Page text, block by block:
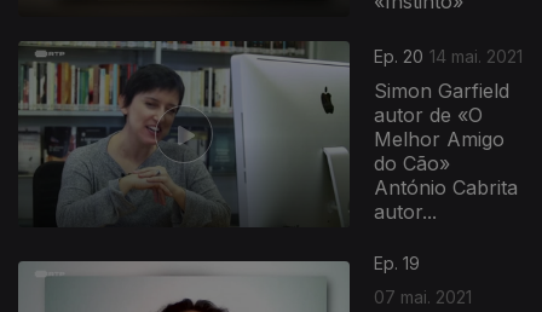
Ep. 20 14 mai. 2021
Simon Garfield
autor de «O
Melhor Amigo
do Cão»
António Cabrita
autor...
Ep. 19
07 mai. 2021
540876